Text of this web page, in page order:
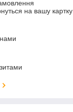
на вашу картку